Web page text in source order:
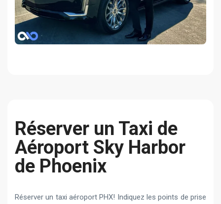
Réserver un Taxi de
Aéroport Sky Harbor
de Phoenix
Réserver un taxi aéroport PHX! Indiquez les points de prise